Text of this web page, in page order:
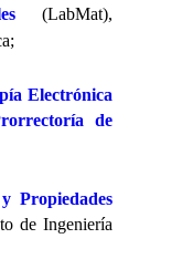
(LabMat),
Electrónica
de
Propiedades
de Ingeniería